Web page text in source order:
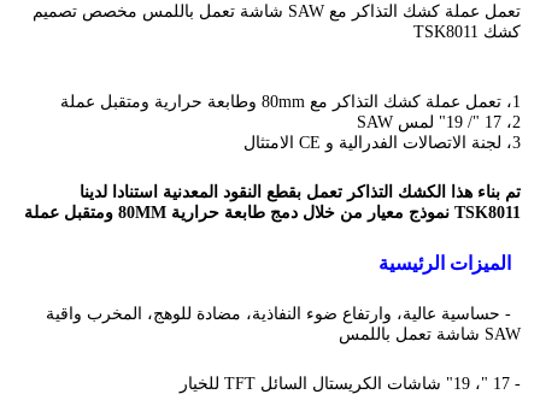
تعمل عملة كشك التذاكر مع SAW شاشة تعمل باللمس مخصص تصميم
كشك TSK8011
1، تعمل عملة كشك التذاكر مع 80mm وطابعة حرارية ومتقبل عملة
2، 17 "/ 19" لمس SAW
3، لجنة الاتصالات الفدرالية و CE الامتثال
تم بناء هذا الكشك التذاكر تعمل بقطع النقود المعدنية استنادا لدينا
TSK8011 نموذج معيار من خلال دمج طابعة حرارية 80MM ومتقبل عملة
الميزات الرئيسية
- حساسية عالية، وارتفاع ضوء النفاذية، مضادة للوهج، المخرب واقية
SAW شاشة تعمل باللمس
- 17 "، 19" شاشات الكريستال السائل TFT للخيار